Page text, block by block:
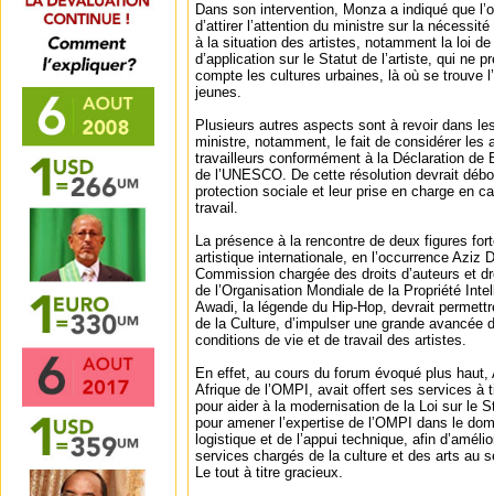
Dans son intervention, Monza a indiqué que
d’attirer l’attention du ministre sur la
à la situation des artistes, notamment la loi
d’application sur le Statut de l’artiste, qui ne
compte les cultures urbaines, là où se trouve
jeunes.
Plusieurs autres aspects sont à revoir dans
ministre, notamment, le fait de considérer les
travailleurs conformément à la Déclaration de
de l’UNESCO. De cette résolution devrait
protection sociale et leur prise en charge en
travail.
La présence à la rencontre de deux figures
artistique internationale, en l’occurrence Aziz
Commission chargée des droits d’auteurs et
de l’Organisation Mondiale de la Propriété
Awadi, la légende du Hip-Hop, devrait
de la Culture, d’impulser une grande avancée
conditions de vie et de travail des artistes.
En effet, au cours du forum évoqué plus
Afrique de l’OMPI, avait offert ses services à
pour aider à la modernisation de la Loi sur le
pour amener l’expertise de l’OMPI dans le
logistique et de l’appui technique, afin
services chargés de la culture et des arts au
Le tout à titre gracieux.